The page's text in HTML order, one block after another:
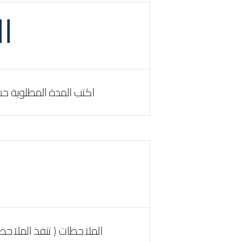
اكتب المدة المطلوبة
الملاحظات ( تنفذ